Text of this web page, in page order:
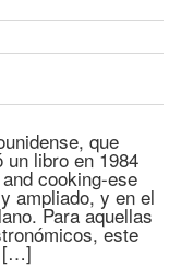
que
libro en 1984
cooking-ese
ampliado, y en el
Para aquellas
este
[…]